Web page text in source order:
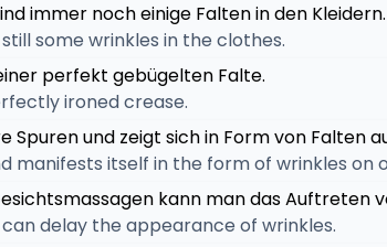
immer noch einige Falten in den Kleidern.
some wrinkles in the clothes.
perfekt gebügelten Falte.
ironed crease.
Spuren und zeigt sich in Form von Falten
manifests itself in the form of wrinkles on
kann man das Auftreten
delay the appearance of wrinkles.